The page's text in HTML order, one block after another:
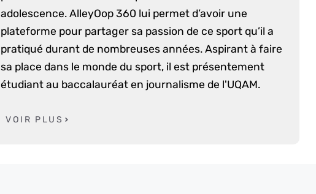
adolescence. AlleyOop 360 lui permet d’avoir une
plateforme pour partager sa passion de ce sport qu’il a
pratiqué durant de nombreuses années. Aspirant à faire
sa place dans le monde du sport, il est présentement
étudiant au baccalauréat en journalisme de l'UQAM.
VOIR PLUS